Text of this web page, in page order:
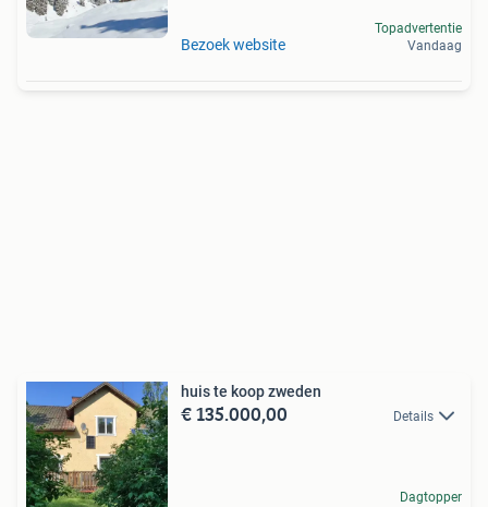
Bezoek website
Topadvertentie
Vandaag
huis te koop zweden
€ 135.000,00 Details
Dagtopper